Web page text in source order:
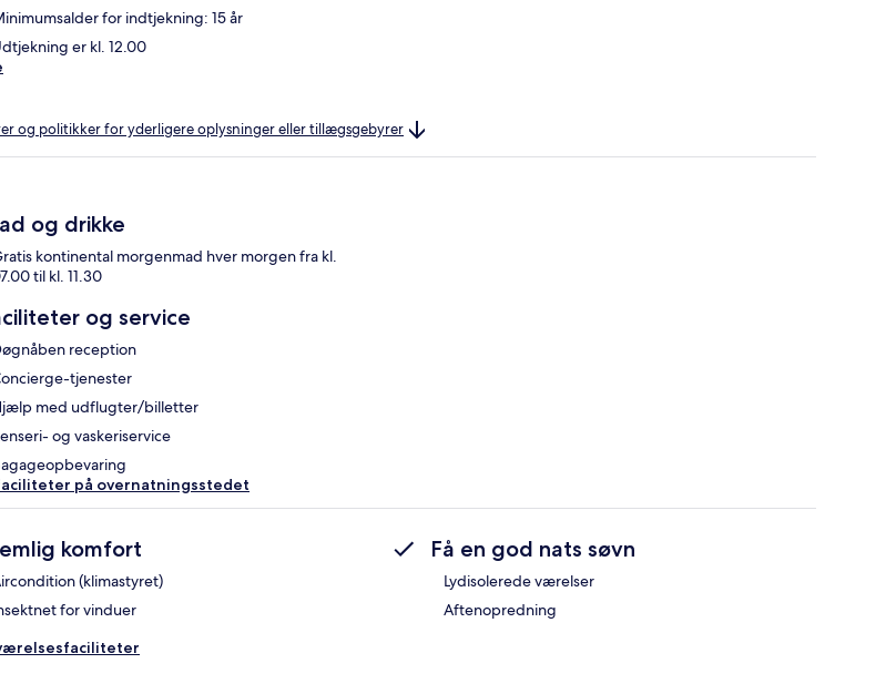
for indtjekning: 15 år
er kl. 12.00
og politikker for yderligere oplysninger eller tillægsgebyrer
og drikke
kontinental morgenmad hver morgen fra kl.
til kl. 11.30
og service
reception
tjenester
med udflugter/billetter
og vaskeriservice
på overnatningsstedet
komfort
(klimastyret)
for vinduer
Få en god nats søvn
Lydisolerede værelser
Aftenopredning